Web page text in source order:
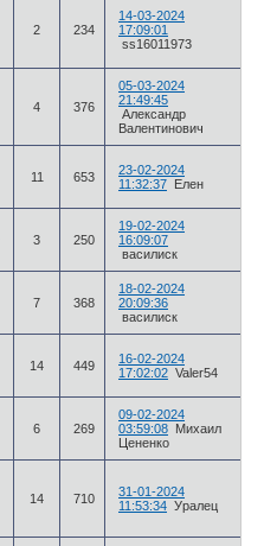
2 234
14-03-2024
17:09:01
ss16011973
4 376
05-03-2024
21:49:45
Александр
Валентинович
11 653
23-02-2024
11:32:37 Елен
3 250
19-02-2024
16:09:07
василиск
7 368
18-02-2024
20:09:36
василиск
14 449
16-02-2024
17:02:02 Valer54
6 269
09-02-2024
03:59:08 Михаил
Цененко
14 710
31-01-2024
11:53:34 Уралец